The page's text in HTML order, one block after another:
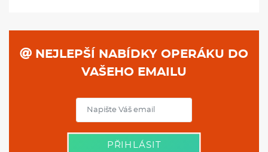
NEJLEPŠÍ NABÍDKY OPERÁKU DO
VAŠEHO EMAILU
PŘIHLÁSIT